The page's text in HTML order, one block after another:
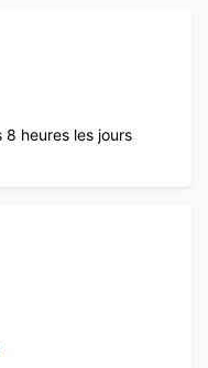
8 heures les jours